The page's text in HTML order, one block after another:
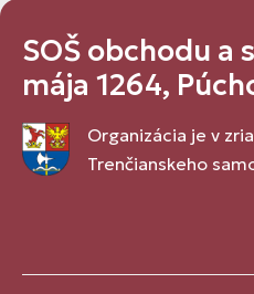
SOŠ obchodu a
mája 1264,
Organizácia je v
Trenčianskeho